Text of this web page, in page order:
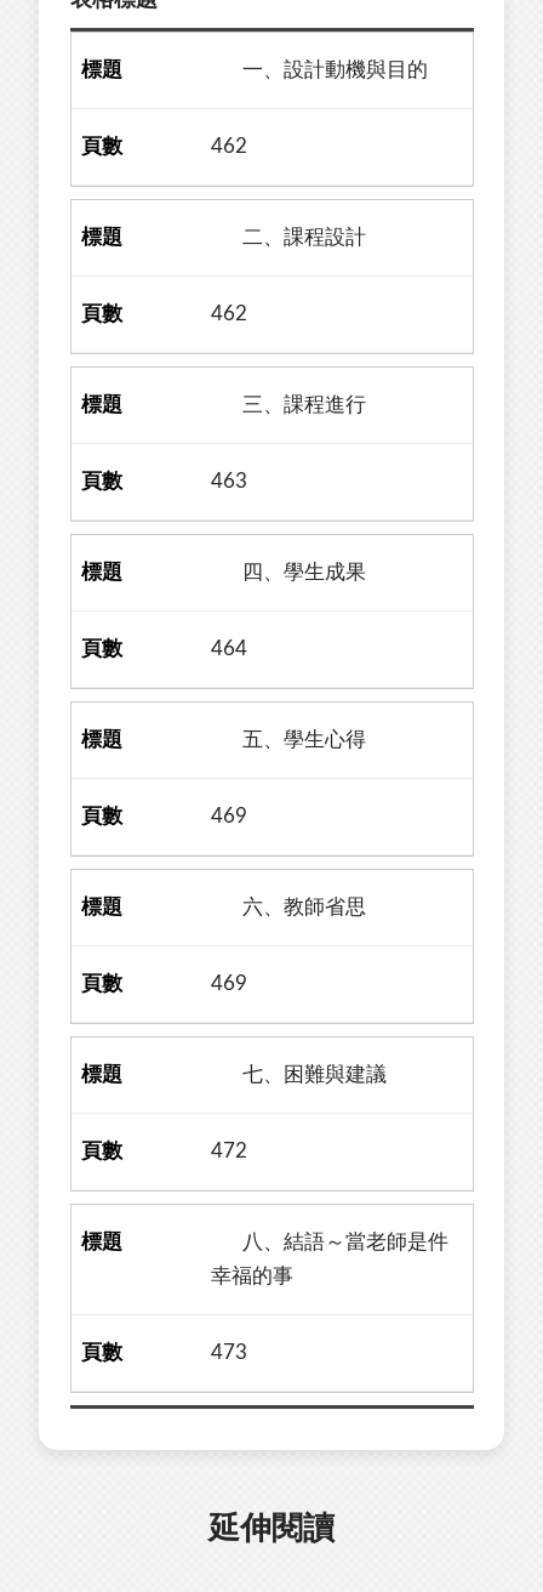
一、設計動機與目的
462
二、課程設計
462
三、課程進行
463
四、學生成果
464
五、學生心得
469
六、教師省思
469
七、困難與建議
472
八、結語～當老師是件
幸福的事
473
延伸閱讀